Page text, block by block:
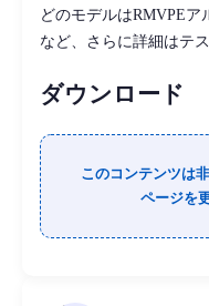
どのモデルはRMVPE
など、さらに詳細はテ
ダウンロード
このコンテンツは
ページを